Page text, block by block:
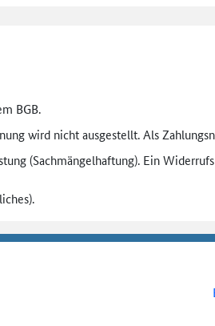
BGB.
wird nicht ausgestellt. Als
(Sachmängel­haftung). Ein